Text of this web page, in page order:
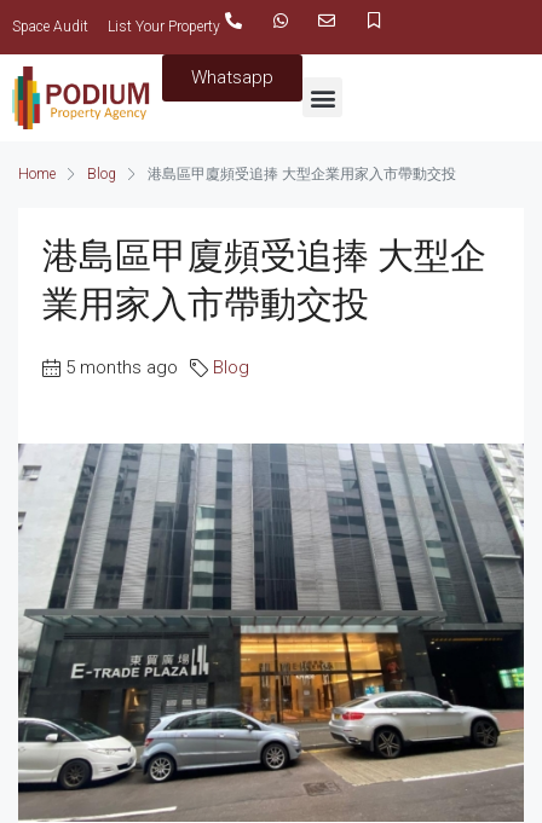
Space Audit List Your Property
Whatsapp
Home Blog 港島區甲廈頻受追捧 大型企業用家入市帶動交投
港島區甲廈頻受追捧 大型企
業用家入市帶動交投
5 months ago Blog